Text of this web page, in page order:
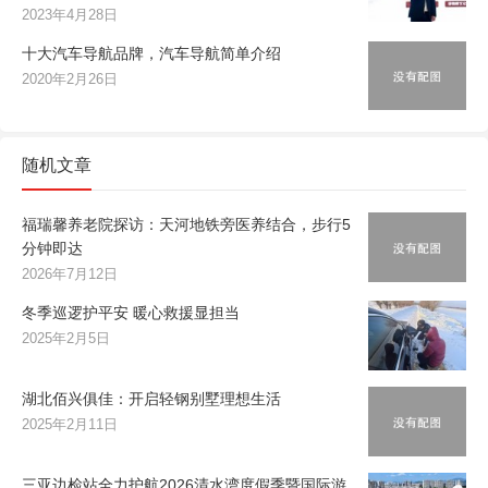
2023年4月28日
十大汽车导航品牌，汽车导航简单介绍
2020年2月26日
随机文章
福瑞馨养老院探访：天河地铁旁医养结合，步行5
分钟即达
2026年7月12日
冬季巡逻护平安 暖心救援显担当
2025年2月5日
湖北佰兴俱佳：开启轻钢别墅理想生活
2025年2月11日